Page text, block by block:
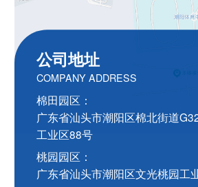
公司地址
COMPANY ADDRESS
棉田园区：
广东省汕头市潮阳区棉北街道
工业区88号
桃园园区：
广东省汕头市潮阳区文光桃园工